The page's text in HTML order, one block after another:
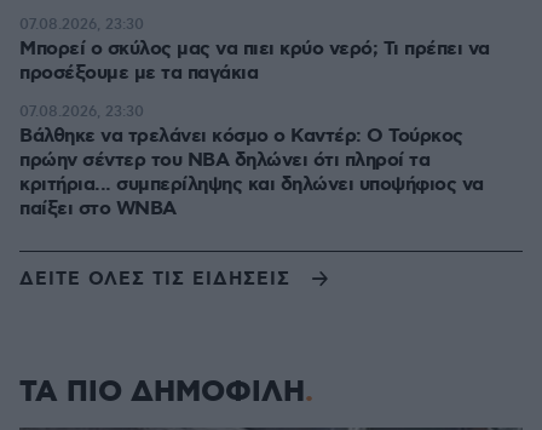
Μπορεί ο σκύλος μας να πιει κρύο νερό; Τι πρέπει να
προσέξουμε με τα παγάκια
07.08.2026, 23:30
Βάλθηκε να τρελάνει κόσμο ο Καντέρ: Ο Τούρκος
πρώην σέντερ του NBA δηλώνει ότι πληροί τα
κριτήρια... συμπερίληψης και δηλώνει υποψήφιος να
παίξει στο WNBA
07.08.2026, 23:30
ΔΕΙΤΕ ΟΛΕΣ ΤΙΣ ΕΙΔΗΣΕΙΣ
ΤΑ ΠΙΟ ΔΗΜΟΦΙΛΗ